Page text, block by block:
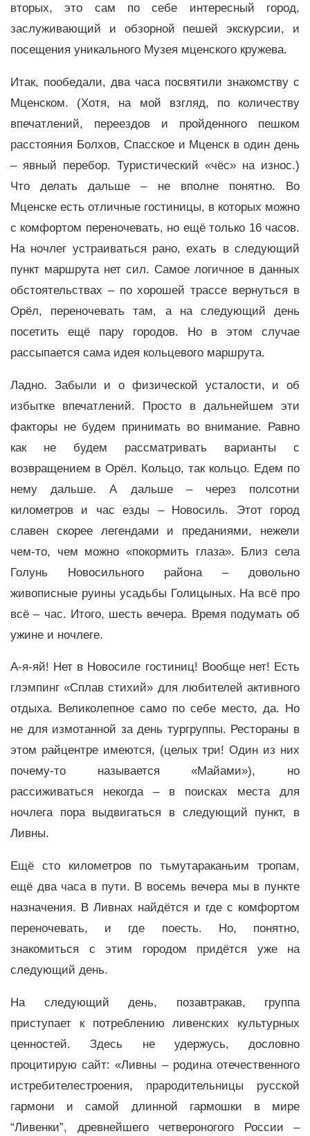
вторых, это сам по себе интересный город,
заслуживающий и обзорной пешей экскурсии, и
посещения уникального Музея мценского кружева.
Итак, пообедали, два часа посвятили знакомству с
Мценском. (Хотя, на мой взгляд, по количеству
впечатлений, переездов и пройденного пешком
расстояния Болхов, Спасское и Мценск в один день
– явный перебор. Туристический «чёс» на износ.)
Что делать дальше – не вполне понятно. Во
Мценске есть отличные гостиницы, в которых можно
с комфортом переночевать, но ещё только 16 часов.
На ночлег устраиваться рано, ехать в следующий
пункт маршрута нет сил. Самое логичное в данных
обстоятельствах – по хорошей трассе вернуться в
Орёл, переночевать там, а на следующий день
посетить ещё пару городов. Но в этом случае
рассыпается сама идея кольцевого маршрута.
Ладно. Забыли и о физической усталости, и об
избытке впечатлений. Просто в дальнейшем эти
факторы не будем принимать во внимание. Равно
как не будем рассматривать варианты с
возвращением в Орёл. Кольцо, так кольцо. Едем по
нему дальше. А дальше – через полсотни
километров и час езды – Новосиль. Этот город
славен скорее легендами и преданиями, нежели
чем-то, чем можно «покормить глаза». Близ села
Голунь Новосильного района – довольно
живописные руины усадьбы Голицыных. На всё про
всё – час. Итого, шесть вечера. Время подумать об
ужине и ночлеге.
А-я-яй! Нет в Новосиле гостиниц! Вообще нет! Есть
глэмпинг «Сплав стихий» для любителей активного
отдыха. Великолепное само по себе место, да. Но
не для измотанной за день тургруппы. Рестораны в
этом райцентре имеются, (целых три! Один из них
почему-то называется «Майами»), но
рассиживаться некогда – в поисках места для
ночлега пора выдвигаться в следующий пункт, в
Ливны.
Ещё сто километров по тьмутараканьим тропам,
ещё два часа в пути. В восемь вечера мы в пункте
назначения. В Ливнах найдётся и где с комфортом
переночевать, и где поесть. Но, понятно,
знакомиться с этим городом придётся уже на
следующий день.
На следующий день, позавтракав, группа
приступает к потреблению ливенских культурных
ценностей. Здесь не удержусь, дословно
процитирую сайт: «Ливны – родина отечественного
истребителестроения, прародительницы русской
гармони и самой длинной гармошки в мире
“Ливенки”, древнейшего четвероногого России –